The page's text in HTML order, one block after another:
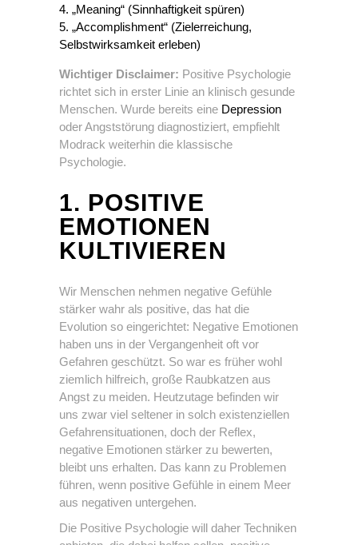
„Meaning“ (Sinnhaftigkeit spüren)
„Accomplishment“ (Zielerreichung,
Selbstwirksamkeit erleben)
Wichtiger Disclaimer: Positive Psychologie
richtet sich in erster Linie an klinisch gesunde
Menschen. Wurde bereits eine Depression
oder Angststörung diagnostiziert, empfiehlt
Modrack weiterhin die klassische
Psychologie.
1. POSITIVE
EMOTIONEN
KULTIVIEREN
Wir Menschen nehmen negative Gefühle
stärker wahr als positive, das hat die
Evolution so eingerichtet: Negative Emotionen
haben uns in der Vergangenheit oft vor
Gefahren geschützt. So war es früher wohl
ziemlich hilfreich, große Raubkatzen aus
Angst zu meiden. Heutzutage befinden wir
uns zwar viel seltener in solch existenziellen
Gefahrensituationen, doch der Reflex,
negative Emotionen stärker zu bewerten,
bleibt uns erhalten. Das kann zu Problemen
führen, wenn positive Gefühle in einem Meer
aus negativen untergehen.
Die Positive Psychologie will daher Techniken